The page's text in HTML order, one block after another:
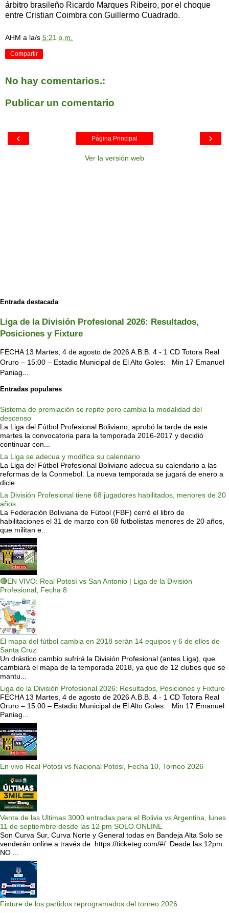
árbitro brasileño Ricardo Marques Ribeiro, por el choque
entre Cristian Coimbra con Guillermo Cuadrado.
AHM a la/s 5:21 p.m.
Compartir
No hay comentarios.:
Publicar un comentario
‹ ›
Página Principal
Ver la versión web
Entrada destacada
Liga de la División Profesional 2026: Resultados,
Posiciones y Fixture
FECHA 13 Martes, 4 de agosto de 2026 A.B.B. 4 - 1 CD Totora Real
Oruro – 15:00 – Estadio Municipal de El Alto Goles: Min 17 Emanuel
Paniag...
Entradas populares
Sistema de premiación se repite pero cambia la modalidad del
descenso
La Liga del Fútbol Profesional Boliviano, aprobó la tarde de este
martes la convocatoria para la temporada 2016-2017 y decidió
continuar con...
La Liga se adecua y modifica su calendario
La Liga del Fútbol Profesional Boliviano adecua su calendario a las
reformas de la Conmebol. La nueva temporada se jugará de enero a
dicie...
La División Profesional tiene 68 jugadores habilitados, menores de 20
años
La Federación Boliviana de Fútbol (FBF) cerró el libro de
habilitaciones el 31 de marzo con 68 futbolistas menores de 20 años,
que militan e...
🔴EN VIVO: Real Potosí vs San Antonio | Liga de la División
Profesional, Fecha 8
El mapa del fútbol cambia en 2018 serán 14 equipos y 6 de ellos de
Santa Cruz
Un drástico cambio sufrirá la División Profesional (antes Liga), que
cambiará el mapa de la temporada 2018, ya que de 12 clubes que se
mantu...
Liga de la División Profesional 2026: Resultados, Posiciones y Fixture
FECHA 13 Martes, 4 de agosto de 2026 A.B.B. 4 - 1 CD Totora Real
Oruro – 15:00 – Estadio Municipal de El Alto Goles: Min 17 Emanuel
Paniag...
En vivo Real Potosi vs Nacional Potosi, Fecha 10, Torneo 2026
Venta de las Ultimas 3000 entradas para el Bolivia vs Argentina, lunes
11 de septiembre desde las 12 pm SOLO ONLINE
Son Curva Sur, Curva Norte y General todas en Bandeja Alta Solo se
venderán online a través de https://ticketeg.com/#/ Desde las 12pm.
NO ...
Fixture de los partidos reprogramados del torneo 2026